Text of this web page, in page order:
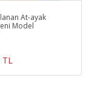
At-ayak
Model
TL